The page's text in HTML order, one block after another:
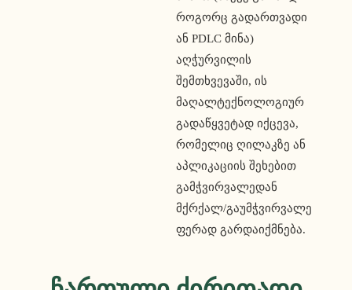
როგორც გადართვადი
ან PDLC მინა)
აღჭურვილის
შემთხვევაში, ის
მაღალტექნოლოგიურ
გადაწყვეტად იქცევა,
რომელიც ღილაკზე ან
აპლიკაციის შეხებით
გამჭვირვალედან
მქრქალ/გაუმჭვირვალე
ფერად გარდაიქმნება.